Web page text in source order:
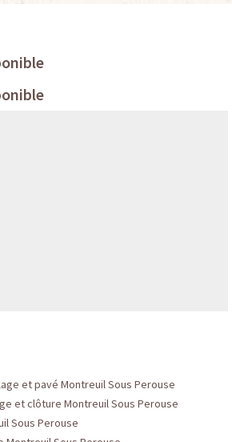
et pavé Montreuil Sous Perouse
et clôture Montreuil Sous Perouse
Sous Perouse